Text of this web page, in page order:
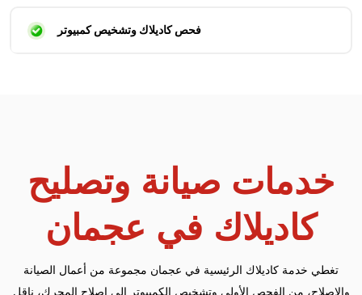
فحص كاديلاك وتشخيص كمبيوتر
خدمات صيانة وتصليح
كاديلاك في عجمان
تغطي خدمة كاديلاك الرئيسية في عجمان مجموعة من أعمال الصيانة
والإصلاح، من الفحص الأولي وتشخيص الكمبيوتر إلى إصلاح المحرك، ناقل